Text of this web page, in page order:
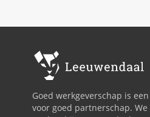
Goed werkgeverschap is
voor goed partnerschap.